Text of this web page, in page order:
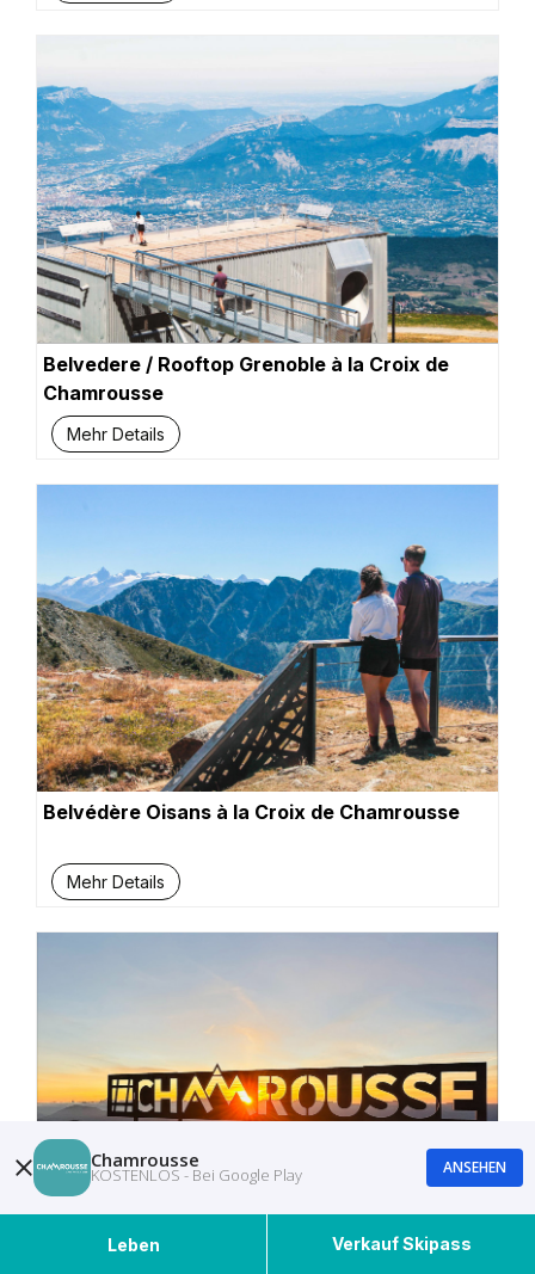
Leben Verkauf Skipass
Belvedere / Rooftop Grenoble à la Croix de
Chamrousse
Mehr Details
Belvédère Oisans à la Croix de Chamrousse
Mehr Details
Tafel Chamrousse Fotopunkt in Casserousse
Chamrousse
KOSTENLOS - Bei Google Play ANSEHEN